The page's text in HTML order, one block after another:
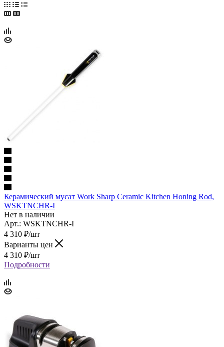
Керамический мусат Work Sharp Ceramic Kitchen Honing Rod,
WSKTNCHR-I
Нет в наличии
Арт.: WSKTNCHR-I
4 310 ₽/шт
Варианты цен
4 310 ₽/шт
Подробности